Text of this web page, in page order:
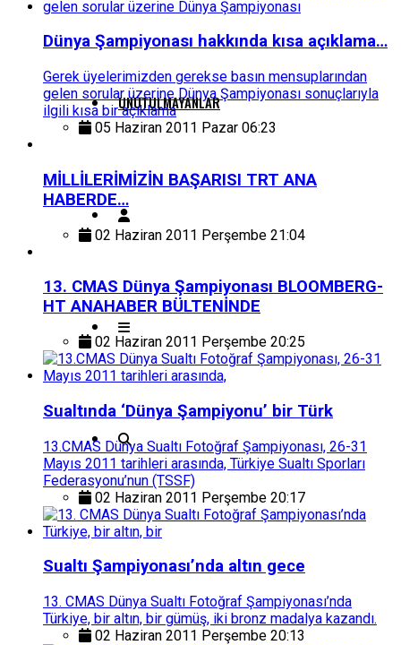
UNUTULMAYANLAR
Dünya Şampiyonası hakkında kısa açıklama…
Gerek üyelerimizden gerekse basın mensuplarından
gelen sorular üzerine Dünya Şampiyonası sonuçlarıyla
ilgili kısa bir açıklama
05 Haziran 2011 Pazar 06:23
MİLLİLERİMİZİN BAŞARISI TRT ANA
HABERDE…
02 Haziran 2011 Perşembe 21:04
13. CMAS Dünya Şampiyonası BLOOMBERG-
HT ANAHABER BÜLTENİNDE
02 Haziran 2011 Perşembe 20:25
Sualtında ‘Dünya Şampiyonu’ bir Türk
13.CMAS Dünya Sualtı Fotoğraf Şampiyonası, 26-31
Mayıs 2011 tarihleri arasında, Türkiye Sualtı Sporları
Federasyonu’nun (TSSF)
02 Haziran 2011 Perşembe 20:17
Sualtı Şampiyonası’nda altın gece
13. CMAS Dünya Sualtı Fotoğraf Şampiyonası’nda
Türkiye, bir altın, bir gümüş, iki bronz madalya kazandı.
02 Haziran 2011 Perşembe 20:13